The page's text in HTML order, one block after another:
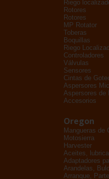
Riego
Rotores
Rotores
MP Rotator
Toberas
Boquillas
Riego
Controladores
Válvulas
Sensores
Cintas de
Aspersores
Aspersores de
Accesorios
Oregon
Mangueras de
Motosierra
Harvester
Aceites,
Adaptadores
Arandelas,
Arranque,